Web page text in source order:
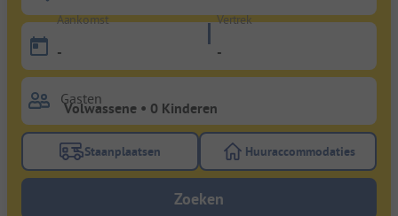
Aankomst
-
Vertrek
-
Gasten
Gebruik de filterknop staanplaatsen om te zoeken
Staanplaatsen Gebruik de
Huuraccommodaties
Zoeken